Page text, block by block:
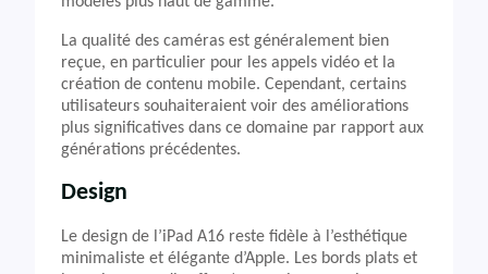
La qualité des caméras est généralement bien
reçue, en particulier pour les appels vidéo et la
création de contenu mobile. Cependant, certains
utilisateurs souhaiteraient voir des améliorations
plus significatives dans ce domaine par rapport aux
générations précédentes.
Design
Le design de l’iPad A16 reste fidèle à l’esthétique
minimaliste et élégante d’Apple. Les bords plats et